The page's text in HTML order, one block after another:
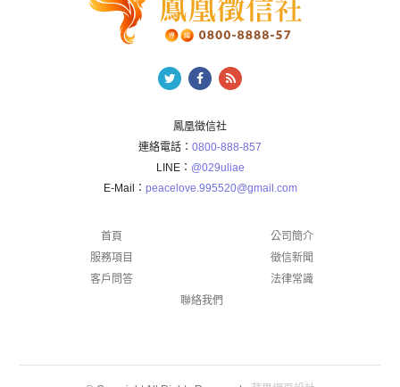
鳳凰徵信社
連絡電話： 0800-888-857
LINE： @029uliae
E-Mail： peacelove.995520@gmail.com
首頁
公司簡介
服務項目
徵信新聞
客戶問答
法律常識
聯絡我們